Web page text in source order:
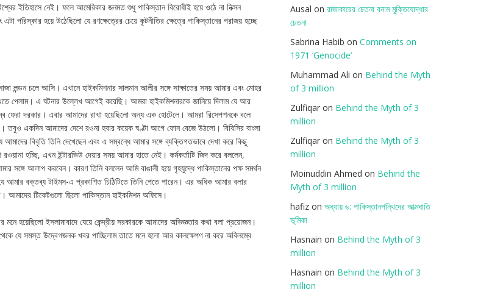
ইতিহাসে নেই। ফলে আমেরিকার জনমত শুধু পাকিস্তান বিরোধীই হয়ে ওঠে না নিক্সন
পরিস্কার হয়ে উঠেছিলো যে রণক্ষেত্রের চেয়ে কূটনীতির ক্ষেত্রে পাকিস্তানের পরাজয় হচ্ছে
লন্ডন চলে আসি। এখানে হাইকমিশনার সালমান আলীর সঙ্গে সাক্ষাতের সময় আমার এবং মোহর
পেলাম। এ ঘটনার উল্লেখ আগেই করেছি। আমরা হাইকমিশনারকে জানিয়ে দিলাম যে আর
দরকার। এবার আমাদের রাখা হয়েছিলো অন্য এক হোটেলে। আমরা রিসেপশনকে বলে
তবুও একদিন আমাদের দেশে রওনা হবার কয়েক ঘণ্টা আগে ফোন বেজে উঠলো। বিবিসির বাংলা
আমাদের বিবৃতি তিনি দেখেছেন এবং এ সম্বন্ধে আমার সঙ্গে ব্যক্তিগতভাবে দেখা করে কিছু
হচ্ছি, এখন ইন্টারভিউ দেয়ার সময় আমার হাতে নেই। কর্মকর্তাটি জিদ করে বললেন,
সঙ্গে আলাপ করবেন। কারণ তিনি বললেন আমি বাঙালী হয়ে গৃহযুদ্ধে পাকিস্তানের পক্ষ সমর্থন
আমার বক্তব্য টাইমস-এ প্রকাশিত চিঠিটিতে তিনি পেতে পারেন। এর অধিক আমার বলার
আমাদের টিকেটগুলো ছিলো পাকিস্তান হাইকমিশন অফিসে।
হয়েছিলো ইসলামাবাদে যেয়ে কেন্দ্রীয় সরকারকে আমাদের অভিজ্ঞতার কথা বলা প্রয়োজন।
যে সমস্ত উদ্বেগজনক খবর পাচ্ছিলাম তাতে মনে হলো আর কালক্ষেপণ না করে অবিলম্বে
Ausal on রাজাকারের চেতনা বনাম মু্ক্তিযোদ্ধার
চেতনা
Sabrina Habib on Comments on
1971 ‘Genocide’
Muhammad Ali on Behind the Myth
of 3 million
Zulfiqaron Behind the Myth of 3
million
Zulfiqaron Behind the Myth of 3
million
Moinuddin Ahmed on Behind the
Myth of 3 million
hafizon অধ্যায় ৬: পাকিস্তানপন্থিদের আত্মঘাতি
ভূমিকা
Hasnain on Behind the Myth of 3
million
Hasnain on Behind the Myth of 3
million